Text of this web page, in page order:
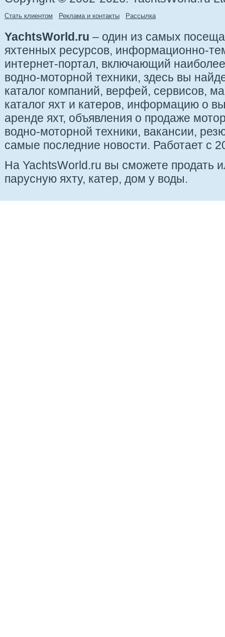
Стать клиентом Реклама и контакты Рассылка
YachtsWorld.ru – один из самых
яхтенных ресурсов, информационно-
интернет-портал, включающий
водно-моторной техники, здесь вы
каталог компаний, верфей, сервисов,
каталог яхт и катеров, информацию о
аренде яхт, объявления о продаже
водно-моторной техники, вакансии,
самые последние новости. Работает с
На YachtsWorld.ru вы сможете продать
парусную яхту, катер, дом у воды.